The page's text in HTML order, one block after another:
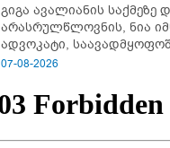
გიგა ავალიანის საქმეზე
არასრულწლოვნის, ნია
ადვოკატი,
კადრებს ავრცელებს
07-08-2026